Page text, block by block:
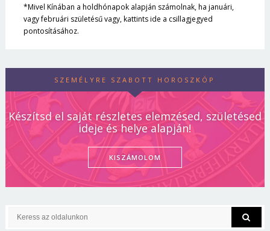
*Mivel Kínában a holdhónapok alapján számolnak, ha januári,
vagy februári születésű vagy, kattints ide a csillagjegyed
pontosításához.
SZEMÉLYRE SZABOTT HOROSZKÓP
Készítsd el saját részletes elemzésed, születésed
ideje és helye alapján!
KISZÁMOLOM